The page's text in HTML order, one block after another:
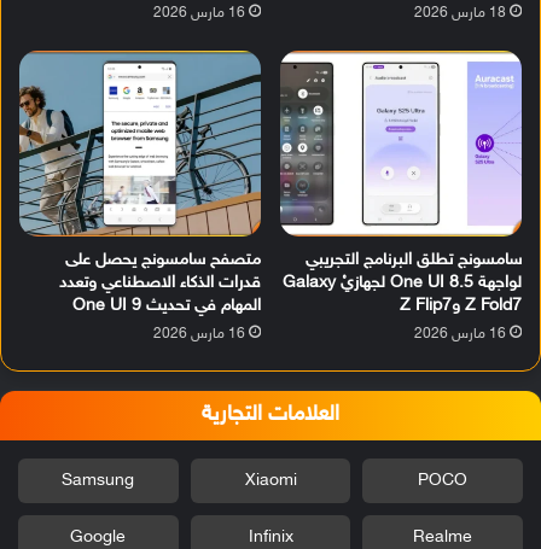
18 مارس 2026 16 مارس 2026
سامسونج تطلق البرنامج التجريبي
لواجهة One UI 8.5 لجهازيْ Galaxy
Z Fold7 وZ Flip7
16 مارس 2026
متصفح سامسونج يحصل على
قدرات الذكاء الاصطناعي وتعدد
المهام في تحديث One UI 9
16 مارس 2026
العلامات التجارية
POCO
Xiaomi
Samsung
Realme
Infinix
Google